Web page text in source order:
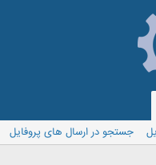
جستجو در ارسال های پروفایل